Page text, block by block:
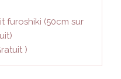
furoshiki (50cm sur
)